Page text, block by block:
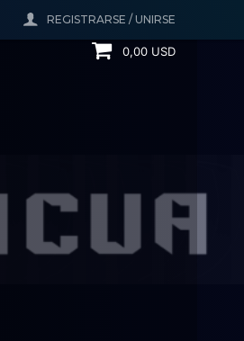
REGISTRARSE / UNIRSE
0,00 USD